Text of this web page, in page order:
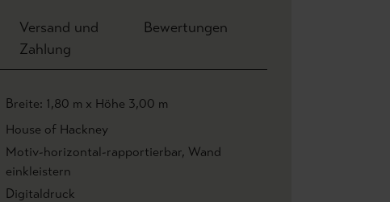
Versand und
Zahlung
Bewertungen
Breite: 1,80 m x Höhe 3,00 m
House of Hackney
Motiv-horizontal-rapportierbar, Wand
einkleistern
Digitaldruck